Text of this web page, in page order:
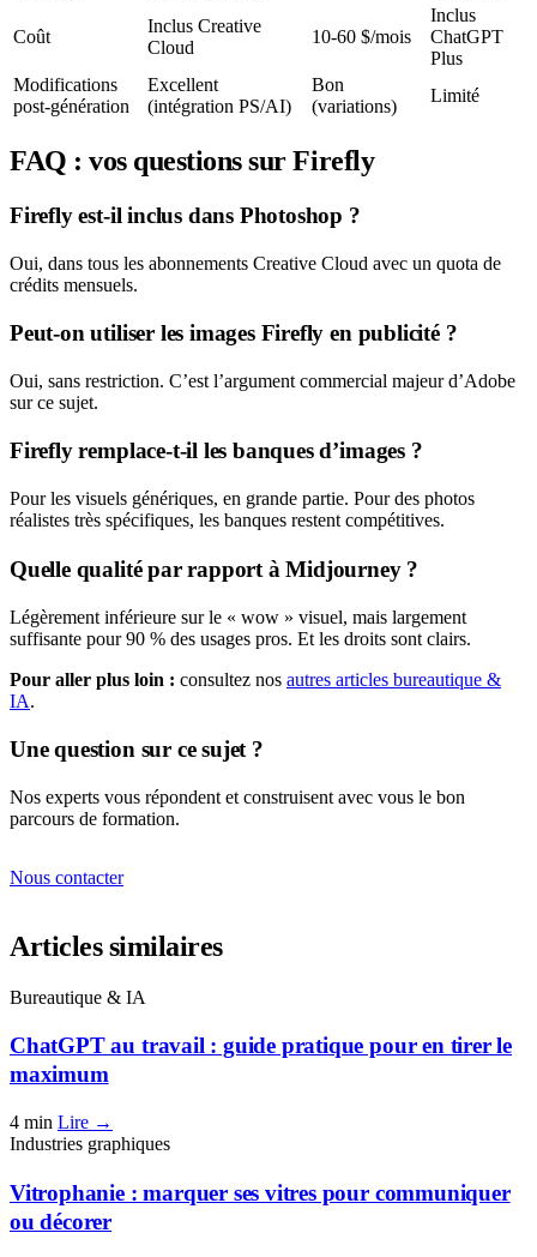
Coût
Inclus Creative
Cloud
10-60 $/mois
Inclus
ChatGPT
Plus
Modifications
post-génération
Excellent
(intégration PS/AI)
Bon
(variations)
Limité
FAQ : vos questions sur Firefly
Firefly est-il inclus dans Photoshop ?
Oui, dans tous les abonnements Creative Cloud avec un quota de
crédits mensuels.
Peut-on utiliser les images Firefly en publicité ?
Oui, sans restriction. C’est l’argument commercial majeur d’Adobe
sur ce sujet.
Firefly remplace-t-il les banques d’images ?
Pour les visuels génériques, en grande partie. Pour des photos
réalistes très spécifiques, les banques restent compétitives.
Quelle qualité par rapport à Midjourney ?
Légèrement inférieure sur le « wow » visuel, mais largement
suffisante pour 90 % des usages pros. Et les droits sont clairs.
Pour aller plus loin : consultez nos autres articles bureautique &
IA.
Une question sur ce sujet ?
Nos experts vous répondent et construisent avec vous le bon
parcours de formation.
Nous contacter
Articles similaires
Bureautique & IA
ChatGPT au travail : guide pratique pour en tirer le
maximum
4 min Lire →
Industries graphiques
Vitrophanie : marquer ses vitres pour communiquer
ou décorer